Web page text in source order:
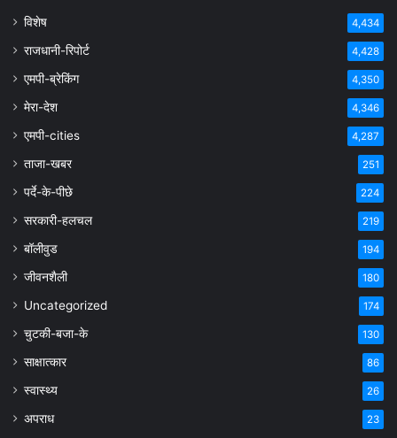
विशेष 4,434
राजधानी-रिपोर्ट 4,428
एमपी-ब्रेकिंग 4,350
मेरा-देश 4,346
एमपी-cities 4,287
ताजा-खबर 251
पर्दे-के-पीछे 224
सरकारी-हलचल 219
बॉलीवुड 194
जीवनशैली 180
Uncategorized 174
चुटकी-बजा-के 130
साक्षात्कार 86
स्वास्थ्य 26
अपराध 23